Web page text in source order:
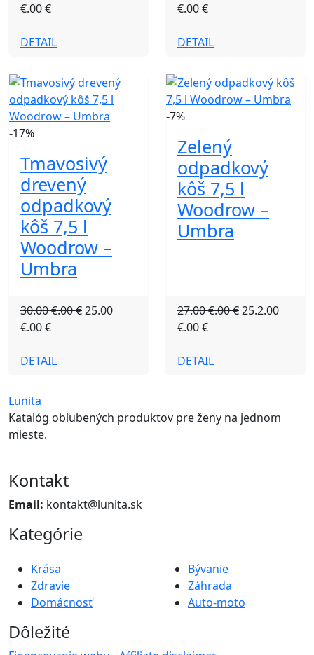
€.00 €
DETAIL
€.00 €
DETAIL
-17%
Tmavosivý
drevený
odpadkový
kôš 7,5 l
Woodrow –
Umbra
30.00 €.00 €25.00
€.00 €
DETAIL
-7%
Zelený
odpadkový
kôš 7,5 l
Woodrow –
Umbra
27.00 €.00 €25.2.00
€.00 €
DETAIL
Lunita
Katalóg obľubených produktov pre ženy na jednom
mieste.
Kontakt
Email: kontakt@lunita.sk
Kategórie
Krása
Zdravie
Domácnosť
Bývanie
Záhrada
Auto-moto
Dôležité